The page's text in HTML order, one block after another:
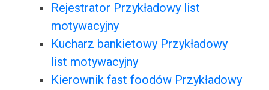
Rejestrator Przykładowy list
motywacyjny
Kucharz bankietowy Przykładowy
list motywacyjny
Kierownik fast foodów Przykładowy